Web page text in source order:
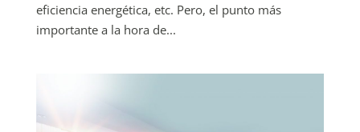
eficiencia energética, etc. Pero, el punto más
importante a la hora de...